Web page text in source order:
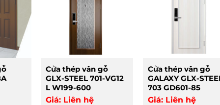
Cửa thép vân gỗ
GLX-STEEL 701-VG12
L W199-600
Giá: Liên hệ
Cửa thép vân gỗ
GALAXY GLX-
703 GD601-85
Giá: Liên hệ